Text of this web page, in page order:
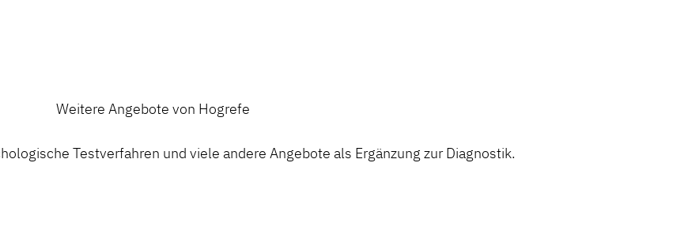
Weitere Angebote von Hogrefe
Testverfahren und viele andere Angebote als Ergänzung zur Diagnostik.